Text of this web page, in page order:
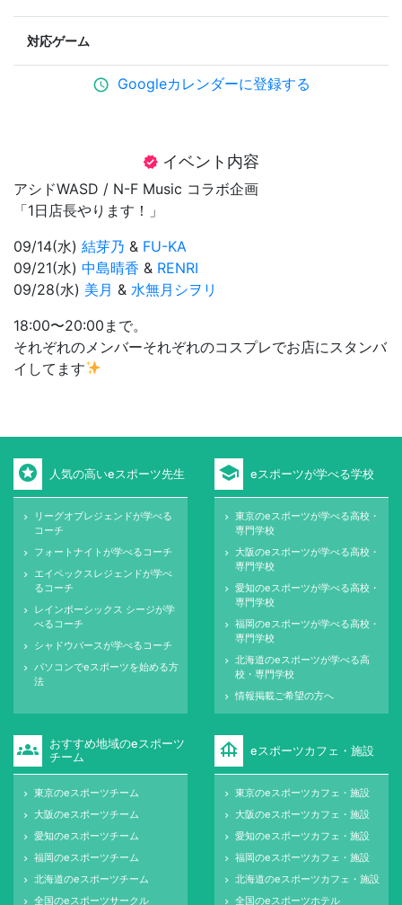
対応ゲーム
schedule Googleカレンダーに登録する
verified イベント内容
アシドWASD / N-F Music コラボ企画
「1日店長やります！」
09/14(水) 結芽乃 & FU-KA
09/21(水) 中島晴香 & RENRI
09/28(水) 美月 & 水無月シヲリ
18:00〜20:00まで。
それぞれのメンバーそれぞれのコスプレでお店にスタンバ
イしてます
stars 人気の高いeスポーツ先生
keyboard_arrow_right
リーグオブレジェンドが学べる
コーチ
keyboard_arrow_right フォートナイトが学べるコーチ
keyboard_arrow_right
エイペックスレジェンドが学べ
るコーチ
keyboard_arrow_right
レインボーシックス シージが学
べるコーチ
keyboard_arrow_right シャドウバースが学べるコーチ
keyboard_arrow_right
パソコンでeスポーツを始める方
法
school eスポーツが学べる学校
keyboard_arrow_right
東京のeスポーツが学べる高校・
専門学校
keyboard_arrow_right
大阪のeスポーツが学べる高校・
専門学校
keyboard_arrow_right
愛知のeスポーツが学べる高校・
専門学校
keyboard_arrow_right
福岡のeスポーツが学べる高校・
専門学校
keyboard_arrow_right
北海道のeスポーツが学べる高
校・専門学校
keyboard_arrow_right 情報掲載ご希望の方へ
groups
おすすめ地域のeスポーツ
チーム
keyboard_arrow_right 東京のeスポーツチーム
keyboard_arrow_right 大阪のeスポーツチーム
keyboard_arrow_right 愛知のeスポーツチーム
keyboard_arrow_right 福岡のeスポーツチーム
keyboard_arrow_right 北海道のeスポーツチーム
keyboard_arrow_right 全国のeスポーツサークル
foundation eスポーツカフェ・施設
keyboard_arrow_right 東京のeスポーツカフェ・施設
keyboard_arrow_right 大阪のeスポーツカフェ・施設
keyboard_arrow_right 愛知のeスポーツカフェ・施設
keyboard_arrow_right 福岡のeスポーツカフェ・施設
keyboard_arrow_right 北海道のeスポーツカフェ・施設
keyboard_arrow_right 全国のeスポーツホテル